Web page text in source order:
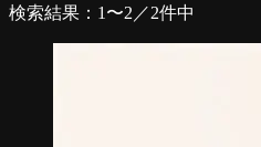
検索結果：1〜2／2件中